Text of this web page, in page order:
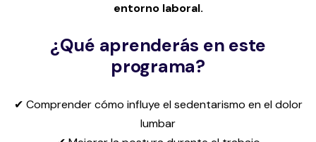
entorno laboral.
¿Qué aprenderás en este
programa?
✔ Comprender cómo influye el sedentarismo en el dolor
lumbar